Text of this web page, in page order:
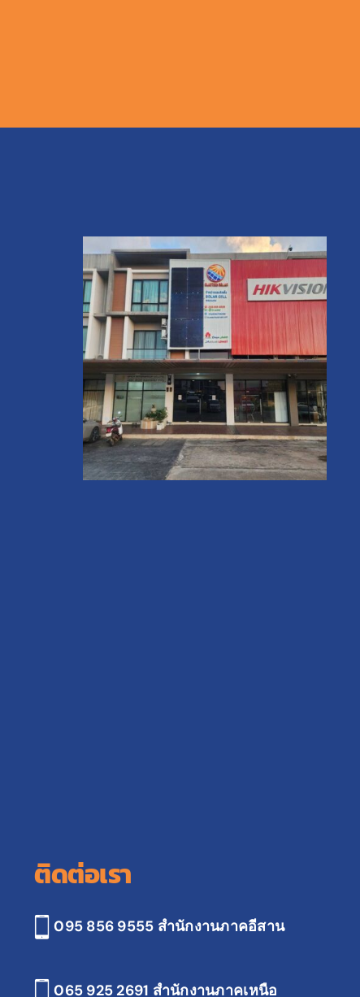
ติดต่อเรา
095 856 9555 สำนักงานภาคอีสาน
065 925 2691 สำนักงานภาคเหนือ